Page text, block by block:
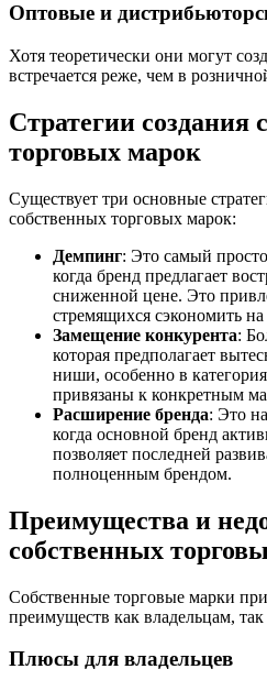
Оптовые и
Хотя теоретически они могут
встречается реже, чем в
Стратегии создания
торговых марок
Существует три основные
собственных торговых марок:
Демпинг: Это самый
когда бренд предлагает
сниженной цене. Это
стремящихся сэкономить
Замещение конкурента:
которая предполагает
ниши, особенно в
привязаны к конкретным
Расширение бренда: Это
когда основной бренд
позволяет последней
полноценным брендом.
Преимущества и
собственных
Собственные торговые марки
преимуществ как владельцам,
Плюсы для владельцев